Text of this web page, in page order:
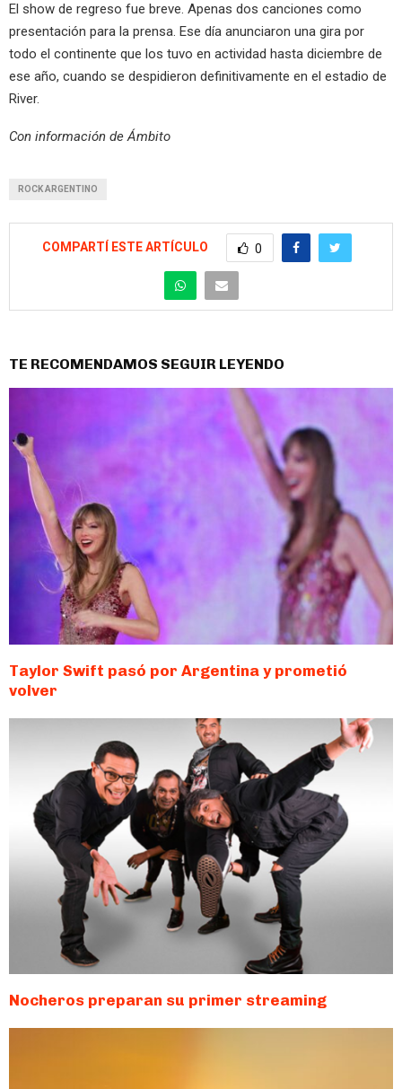
El show de regreso fue breve. Apenas dos canciones como
presentación para la prensa. Ese día anunciaron una gira por
todo el continente que los tuvo en actividad hasta diciembre de
ese año, cuando se despidieron definitivamente en el estadio de
River.
Con información de Ámbito
ROCK ARGENTINO
COMPARTÍ ESTE ARTÍCULO 0
TE RECOMENDAMOS SEGUIR LEYENDO
Taylor Swift pasó por Argentina y prometió
volver
Nocheros preparan su primer streaming